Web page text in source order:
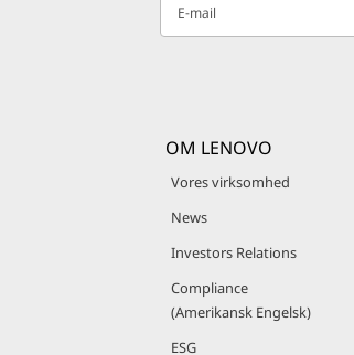
E-mail
OM LENOVO
Vores virksomhed
News
Investors Relations
Compliance
(Amerikansk Engelsk)
ESG